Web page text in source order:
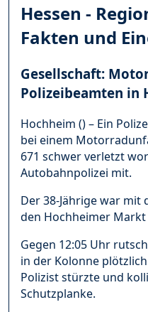
Hessen -
Fakten und
Gesellschaft:
Polizeibeamten in
Hochheim () – Ein
bei einem
671 schwer verletzt
Autobahnpolizei mit.
Der 38-Jährige war mit
den Hochheimer
Gegen 12:05 Uhr
in der Kolonne
Polizist stürzte und
Schutzplanke.